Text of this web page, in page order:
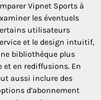
Vipnet Sports à
les éventuels
utilisateurs
et le design intuitif,
bibliothèque plus
et en rediffusions. En
aussi inclure des
d’abonnement